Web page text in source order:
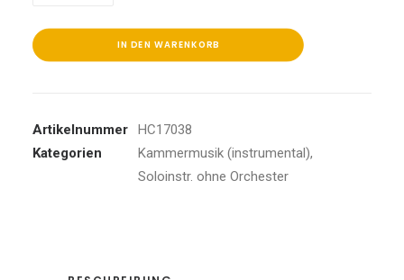
zweiter
IN DEN WARENKORB
Artikelnummer
HC17038
Kategorien
Kammermusik (instrumental),
Soloinstr. ohne Orchester